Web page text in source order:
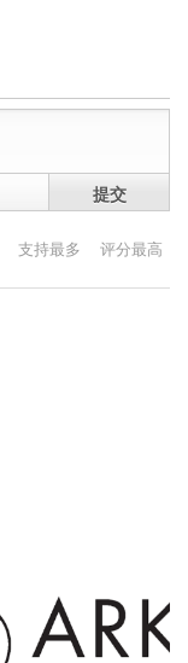
提交
支持最多 评分最高